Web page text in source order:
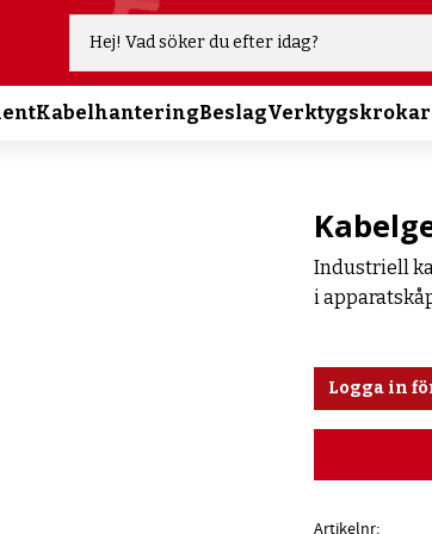
KabelhanteringBeslagVerktygskrokar
Industriell
i
Logga in
Artikelnr